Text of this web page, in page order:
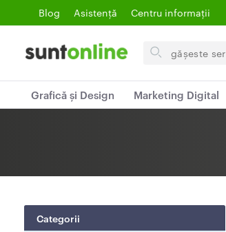
Blog Asistență Centru informații
Search
Grafică și Design Marketing Digital
Categorii